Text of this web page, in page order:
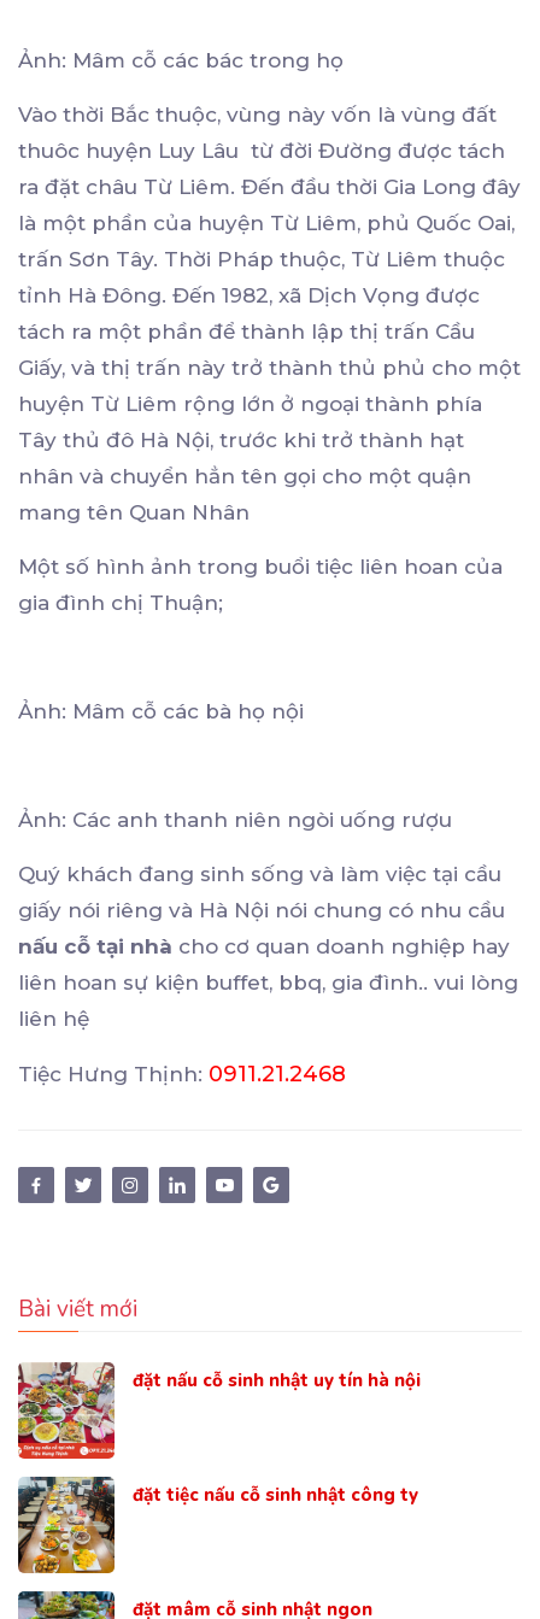
Ảnh: Mâm cỗ các bác trong họ
Vào thời Bắc thuộc, vùng này vốn là vùng đất
thuôc huyện Luy Lâu từ đời Đường được tách
ra đặt châu Từ Liêm. Đến đầu thời Gia Long đây
là một phần của huyện Từ Liêm, phủ Quốc Oai,
trấn Sơn Tây. Thời Pháp thuộc, Từ Liêm thuộc
tỉnh Hà Đông. Đến 1982, xã Dịch Vọng được
tách ra một phần để thành lập thị trấn Cầu
Giấy, và thị trấn này trở thành thủ phủ cho một
huyện Từ Liêm rộng lớn ở ngoại thành phía
Tây thủ đô Hà Nội, trước khi trở thành hạt
nhân và chuyển hẳn tên gọi cho một quận
mang tên Quan Nhân
Một số hình ảnh trong buổi tiệc liên hoan của
gia đình chị Thuận;
Ảnh: Mâm cỗ các bà họ nội
Ảnh: Các anh thanh niên ngòi uống rượu
Quý khách đang sinh sống và làm việc tại cầu
giấy nói riêng và Hà Nội nói chung có nhu cầu
nấu cỗ tại nhà cho cơ quan doanh nghiệp hay
liên hoan sự kiện buffet, bbq, gia đình.. vui lòng
liên hệ
Tiệc Hưng Thịnh: 0911.21.2468
Bài viết mới
đặt nấu cỗ sinh nhật uy tín hà nội
đặt tiệc nấu cỗ sinh nhật công ty
đặt mâm cỗ sinh nhật ngon